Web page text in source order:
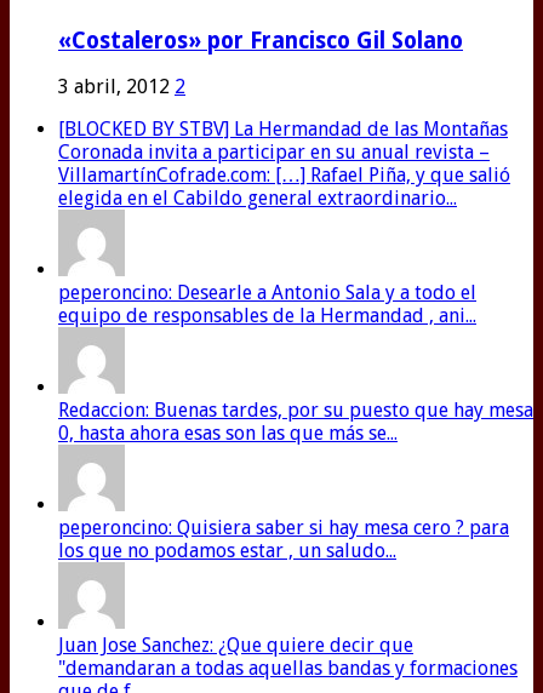
«Costaleros» por Francisco Gil Solano
3 abril, 2012 2
[BLOCKED BY STBV] La Hermandad de las Montañas
Coronada invita a participar en su anual revista –
VillamartínCofrade.com: […] Rafael Piña, y que salió
elegida en el Cabildo general extraordinario...
peperoncino: Desearle a Antonio Sala y a todo el
equipo de responsables de la Hermandad , ani...
Redaccion: Buenas tardes, por su puesto que hay mesa
0, hasta ahora esas son las que más se...
peperoncino: Quisiera saber si hay mesa cero ? para
los que no podamos estar , un saludo...
Juan Jose Sanchez: ¿Que quiere decir que
"demandaran a todas aquellas bandas y formaciones